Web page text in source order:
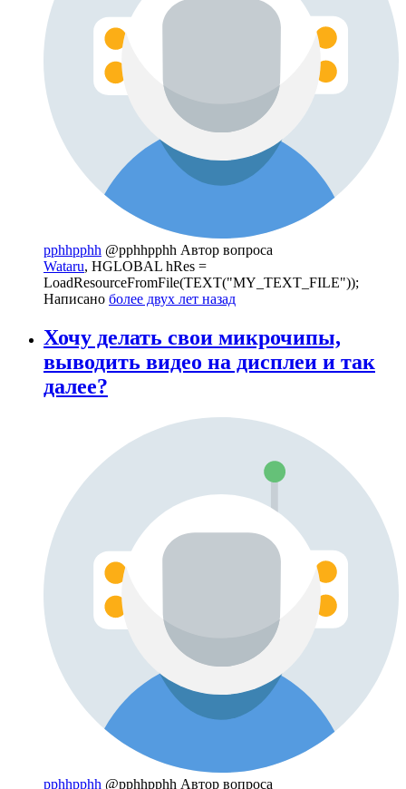
pphhpphh @pphhpphh Автор вопроса
Wataru, HGLOBAL hRes =
LoadResourceFromFile(TEXT("MY_TEXT_FILE"));
Написано более двух лет назад
Хочу делать свои микрочипы,
выводить видео на дисплеи и так
далее?
pphhpphh @pphhpphh Автор вопроса